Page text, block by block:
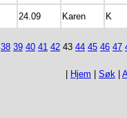
24.09 Karen K
38 39 40 41 42 43 44 45 46 47
Hjem Søk